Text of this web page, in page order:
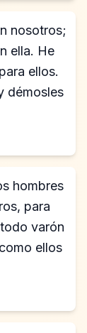
nosotros;
ella. He
ellos.
démosles
hombres
para
varón
ellos